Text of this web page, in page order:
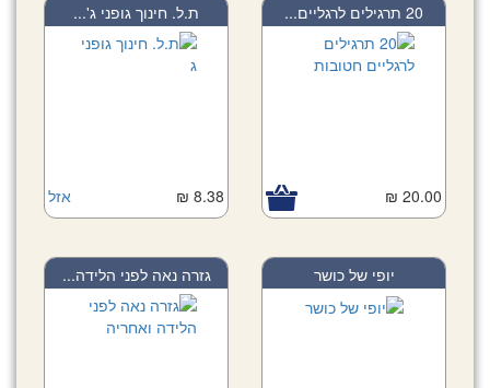
20 תרגילים לרגליים...
20.00 ₪
ת.ל. חינוך גופני ג'...
אזל 8.38 ₪
יופי של כושר גזרה נאה לפני הלידה...